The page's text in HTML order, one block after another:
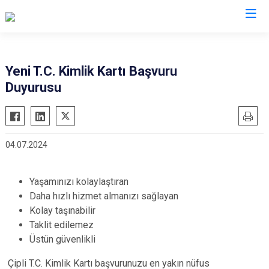
Eflani
Eskipazar
Safranbolu
Yeni T.C. Kimlik Kartı Başvuru
Duyurusu
04.07.2024
Yaşamınızı kolaylaştıran
Daha hızlı hizmet almanızı sağlayan
Kolay taşınabilir
Taklit edilemez
Üstün güvenlikli
Çipli T.C. Kimlik Kartı başvurunuzu en yakın nüfus